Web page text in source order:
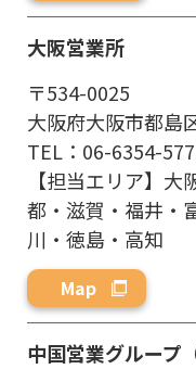
大阪営業所
〒534-0025
大阪府大阪市都島
TEL：06-6354-
【担当エリア】
都・滋賀・福井・
川・徳島・高知
Map
中国営業グループ